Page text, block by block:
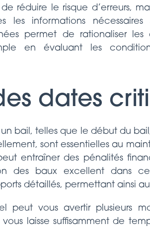
réduire le risque d’erreurs,
les informations
permet de rationaliser
en évaluant les
dates
un bail, telles que le début du
sont essentielles au
entraîner des pénalités
des baux excellent dans
détaillés, permettant ainsi
peut vous avertir plusieurs
laisse suffisamment de